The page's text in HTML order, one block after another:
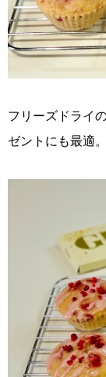
フリーズドライ
ゼントにも最適。